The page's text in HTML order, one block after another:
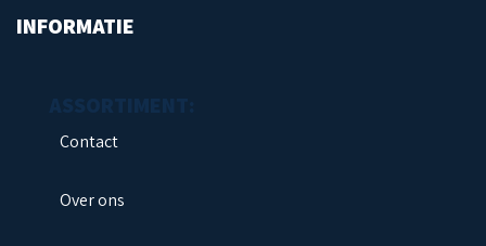
INFORMATIE
Contact
Over ons